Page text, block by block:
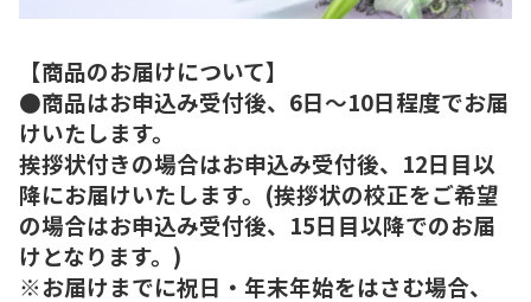
【商品のお届けについて】
●商品はお申込み受付後、6日～10日程度でお届
けいたします。
挨拶状付きの場合はお申込み受付後、12日目以
降にお届けいたします。(挨拶状の校正をご希望
の場合はお申込み受付後、15日目以降でのお届
けとなります。)
※お届けまでに祝日・年末年始をはさむ場合、